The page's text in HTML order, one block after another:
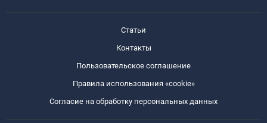
Статьи
Контакты
Пользовательское соглашение
Правила использования «cookie»
Согласие на обработку персональных данных